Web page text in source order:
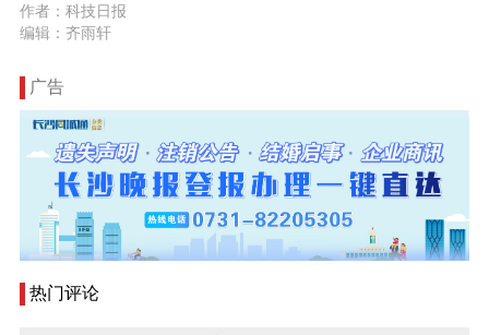
作者：科技日报
编辑：齐雨轩
广告
热门评论